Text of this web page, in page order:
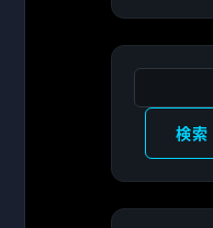
検索